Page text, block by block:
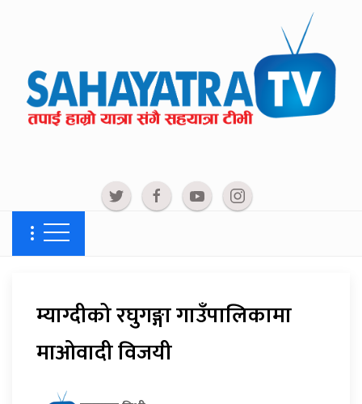
म्याग्दीको रघुगङ्गा गाउँपालिकामा
माओवादी विजयी